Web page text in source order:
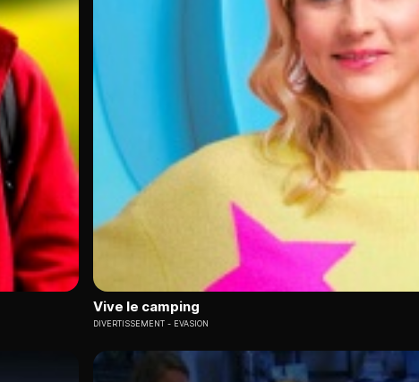
Vive le camping
DIVERTISSEMENT EVASION